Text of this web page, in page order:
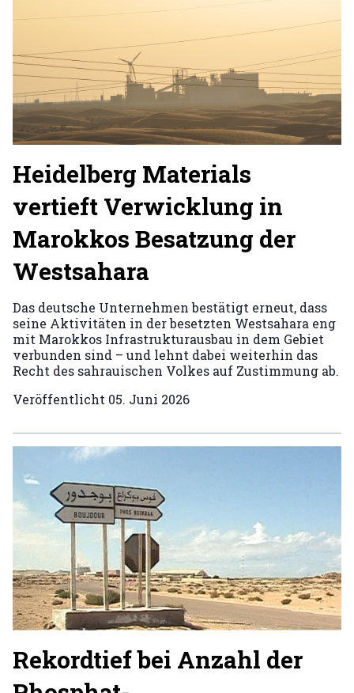
Heidelberg Materials
vertieft Verwicklung in
Marokkos Besatzung der
Westsahara
Das deutsche Unternehmen bestätigt erneut, dass
seine Aktivitäten in der besetzten Westsahara eng
mit Marokkos Infrastrukturausbau in dem Gebiet
verbunden sind – und lehnt dabei weiterhin das
Recht des sahrauischen Volkes auf Zustimmung ab.
Veröffentlicht 05. Juni 2026
Rekordtief bei Anzahl der